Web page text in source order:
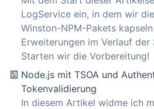
LogService ein, in dem wir
Winston-NPM-Pakets
Erweiterungen im Verlauf der
Starten wir die Vorbereitung!
Node.js mit TSOA und
Tokenvalidierung
In diesem Artikel widme ich